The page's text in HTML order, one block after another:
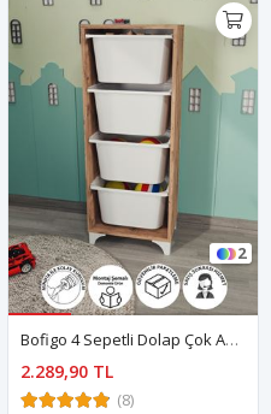
2
Bofigo 4 Sepetli Dolap Çok Amaçlı Dolap Oyuncak Dolabı Dora Çam
2.289,90 TL
(8)